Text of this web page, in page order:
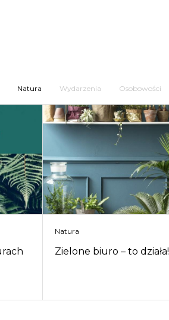
Natura Wydarzenia Osobowości
Natura
Zielone biuro – to działa!